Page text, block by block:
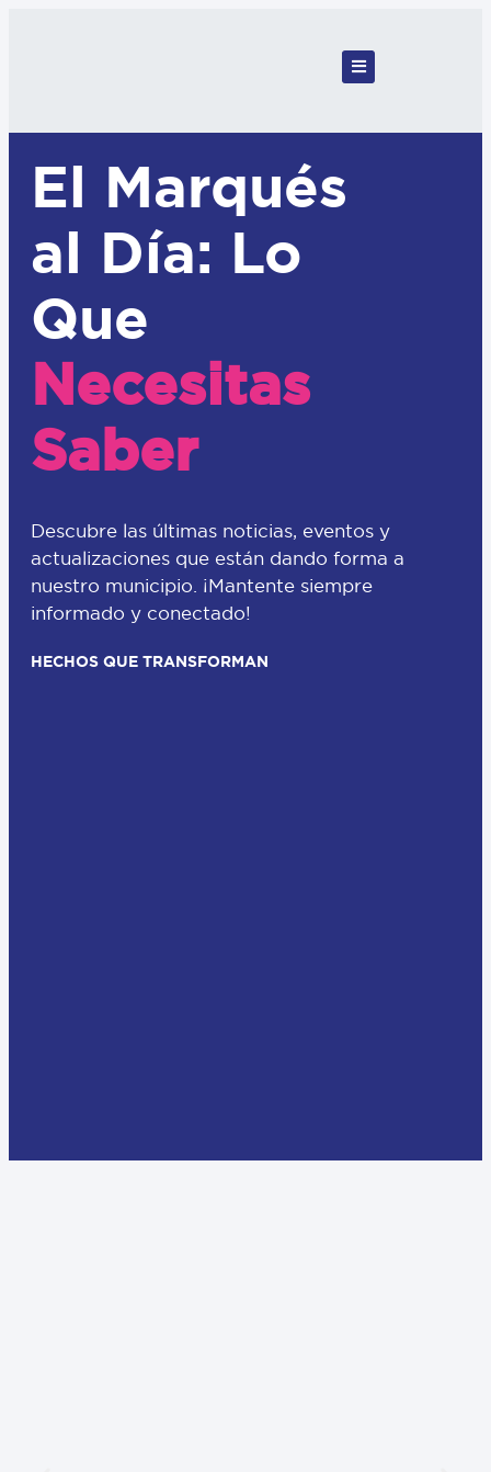
El Marqués
al Día: Lo
Que
Necesitas
Saber
Descubre las últimas noticias, eventos y
actualizaciones que están dando forma a
nuestro municipio. ¡Mantente siempre
informado y conectado!
HECHOS QUE TRANSFORMAN